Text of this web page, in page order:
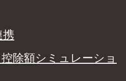
携
除額シミュレーショ